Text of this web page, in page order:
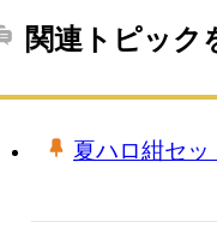
関連トピック
夏ハロ紺セッ